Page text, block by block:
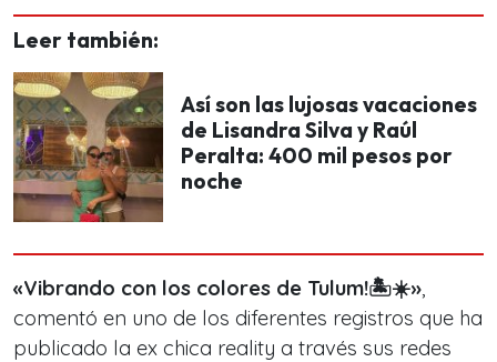
Leer también:
Así son las lujosas vacaciones
de Lisandra Silva y Raúl
Peralta: 400 mil pesos por
noche
«Vibrando con los colores de Tulum!🏝☀️»,
comentó en uno de los diferentes registros que ha
publicado la ex chica reality a través sus redes